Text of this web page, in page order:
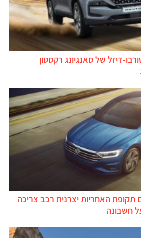
דיזל של סאנגיונג רקסטון
האחריות יצרנית רכב צריכה
חשבונה